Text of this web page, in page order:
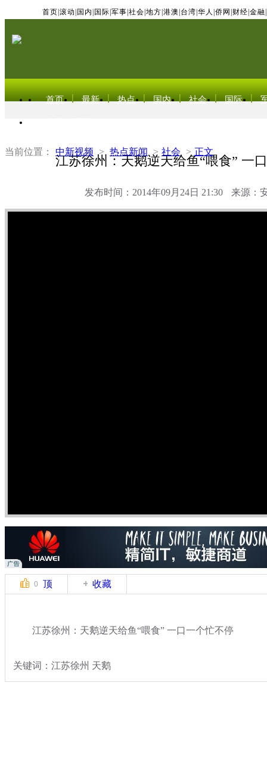
首页 滚动 国内 国际 军事 社会 地方 港澳 台湾 华人 侨网 财经 金融
首页 最新 热点 国内 社会 国际
当前位置： 中新视频 > 热点新闻 > 社会 > 正文
江苏徐州：天鹅逆天给鱼“喂食” 一
发布时间：2014年09月24日 21:30 来源：
0 顶 收藏
江苏徐州：天鹅逆天给鱼“喂食” 一口一个忙不停
关键词：江苏徐州 天鹅